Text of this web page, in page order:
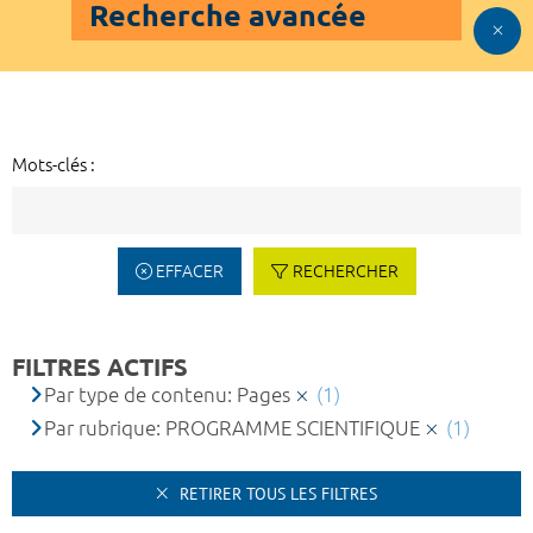
Recherche avancée
Mots-clés :
EFFACER RECHERCHER
FILTRES ACTIFS
Par type de contenu: Pages
(1)
Par rubrique: PROGRAMME SCIENTIFIQUE
(1)
RETIRER TOUS LES FILTRES